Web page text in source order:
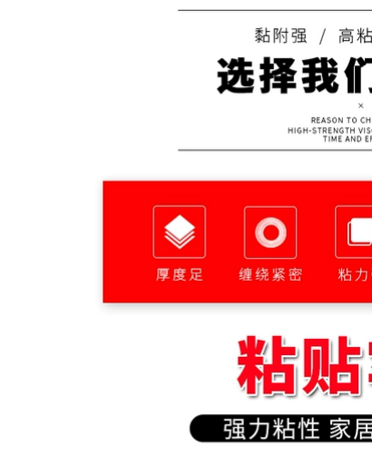
định mô hình máy
bay máy bay siêu
PVC màu đen và
màu vàng nhãn
cảnh báo để cảnh
báo đất zebra xác
định 5S đỏ màu
nhựa đường chuỗi
302,000
Siêu mạnh hai mặt
dán xe dính với dày
bọt xốp Dàn cố định
dính vá băng dính
tường